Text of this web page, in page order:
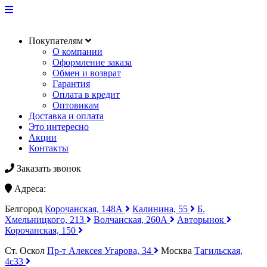
Покупателям
О компании
Оформление заказа
Обмен и возврат
Гарантия
Оплата в кредит
Оптовикам
Доставка и оплата
Это интересно
Акции
Контакты
Заказать звонок
Адреса:
Белгород Корочанская, 148А Калинина, 55
Б.
Хмельницкого, 213
Волчанская, 260А
Авторынок
Корочанская, 150
Ст. Оскол Пр-т Алексея Угарова, 34 Москва Тагильская,
4с33